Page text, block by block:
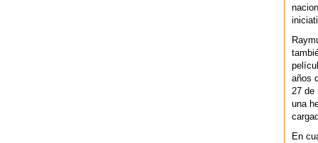
años
27 de
una
En